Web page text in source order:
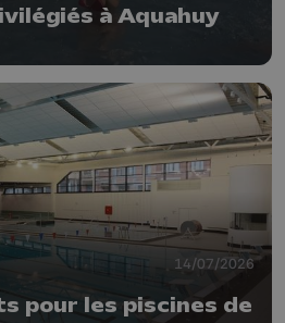
à Aquahuy
14/07/2026
pour les piscines de